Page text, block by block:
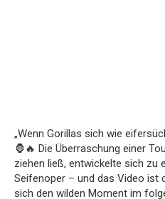
„Wenn Gorillas sich wie
🦍🔥 Die Überraschung einer
ziehen ließ, entwickelte sich zu
Seifenoper – und das Video ist
sich den wilden Moment im